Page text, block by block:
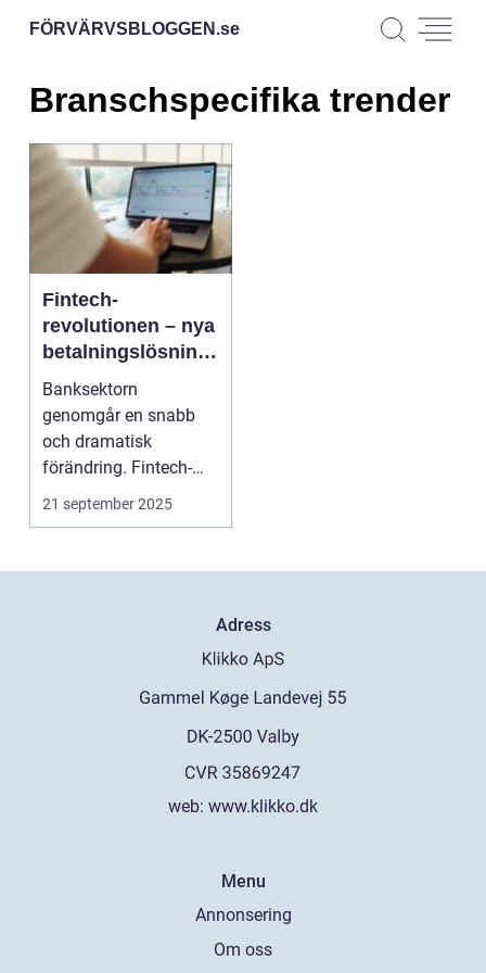
FÖRVÄRVSBLOGGEN.se
Branschspecifika trender
Fintech-
revolutionen – nya
betalningslösning
ar som förändrar
banksektorn
Banksektorn
genomgår en snabb
och dramatisk
förändring. Fintech-
revolutionen introdu...
21 september 2025
Adress
web: www.klikko.dk
Menu
Annonsering
Om oss